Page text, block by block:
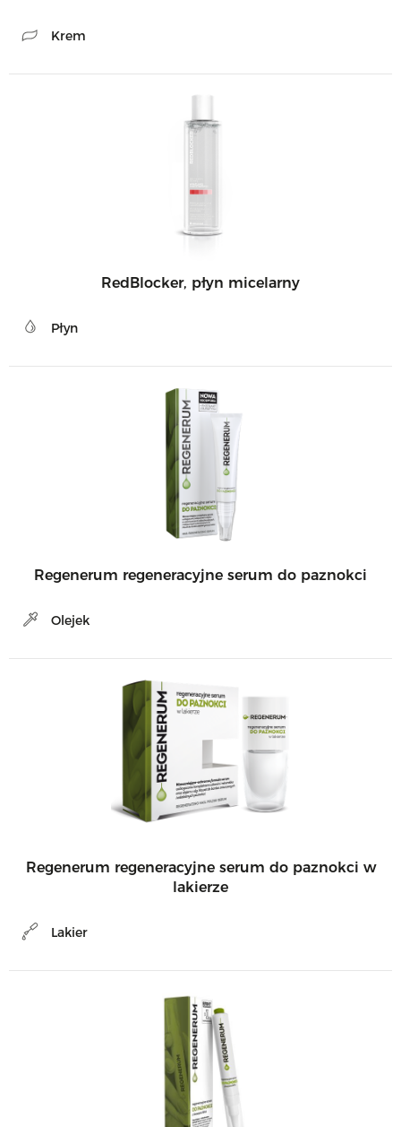
Krem
RedBlocker, płyn micelarny
Płyn
Regenerum regeneracyjne serum do paznokci
Olejek
Regenerum regeneracyjne serum do paznokci w
lakierze
Lakier